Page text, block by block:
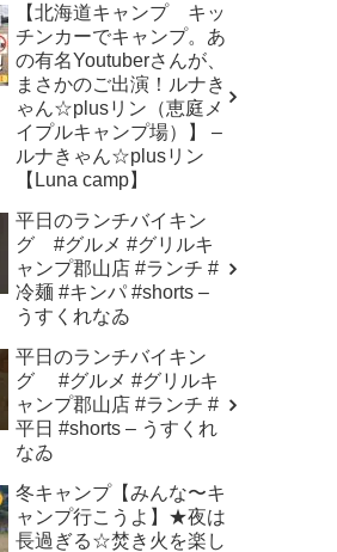
【北海道キャンプ キッ
チンカーでキャンプ。あ
の有名Youtuberさんが、
まさかのご出演！ルナき
ゃん☆plusリン（恵庭メ
イプルキャンプ場）】 –
ルナきゃん☆plusリン
【Luna camp】
平日のランチバイキン
グ #グルメ #グリルキ
ャンプ郡山店 #ランチ #
冷麺 #キンパ #shorts –
うすくれなゐ
平日のランチバイキン
グ #グルメ #グリルキ
ャンプ郡山店 #ランチ #
平日 #shorts – うすくれ
なゐ
冬キャンプ【みんな〜キ
ャンプ行こうよ】★夜は
長過ぎる☆焚き火を楽し